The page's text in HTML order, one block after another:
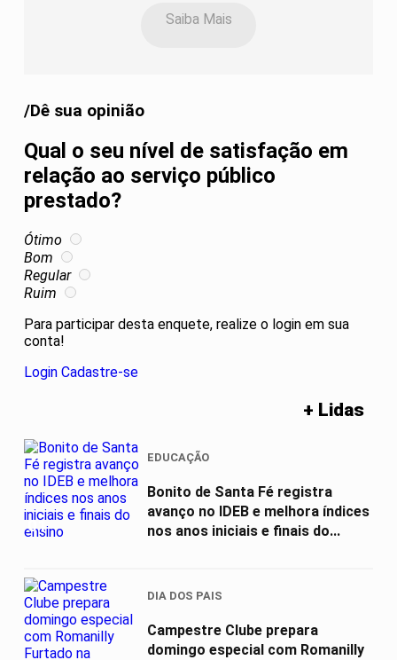
Saiba Mais
/Dê sua opinião
Qual o seu nível de satisfação em
relação ao serviço público
prestado?
Ótimo
Bom
Regular
Ruim
Para participar desta enquete, realize o login em sua
conta!
Login Cadastre-se
+ Lidas
01
EDUCAÇÃO
Bonito de Santa Fé registra
avanço no IDEB e melhora índices
nos anos iniciais e finais do...
DIA DOS PAIS
Campestre Clube prepara
domingo especial com Romanilly